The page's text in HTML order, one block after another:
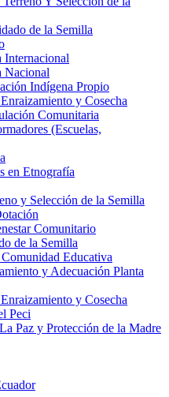
de la Semilla
Internacional
Nacional
Indígena Propio
y Cosecha
Comunitaria
(Escuelas,
en Etnografía
y Selección de la Semilla
Comunitario
de la Semilla
Educativa
y Adecuación Planta
y Cosecha
Peci
Paz y Protección de la Madre